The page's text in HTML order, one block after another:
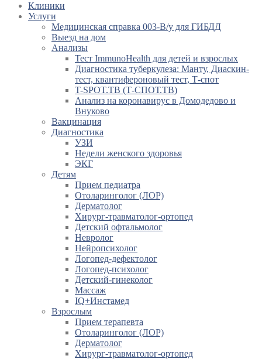
Клиники
Услуги
Медицинская справка 003-В/у для ГИБДД
Выезд на дом
Анализы
Тест ImmunoHealth для детей и взрослых
Диагностика туберкулеза: Манту, Диаскин-
тест, квантифероновый тест, Т-спот
T-SPOT.TB (Т-СПОТ.ТВ)
Анализ на коронавирус в Домодедово и
Внуково
Вакцинация
Диагностика
УЗИ
Недели женского здоровья
ЭКГ
Детям
Прием педиатра
Отоларинголог (ЛОР)
Дерматолог
Хирург-травматолог-ортопед
Детский офтальмолог
Невролог
Нейропсихолог
Логопед-дефектолог
Логопед-психолог
Детский-гинеколог
Массаж
IQ+Инстамед
Взрослым
Прием терапевта
Отоларинголог (ЛОР)
Дерматолог
Хирург-травматолог-ортопед